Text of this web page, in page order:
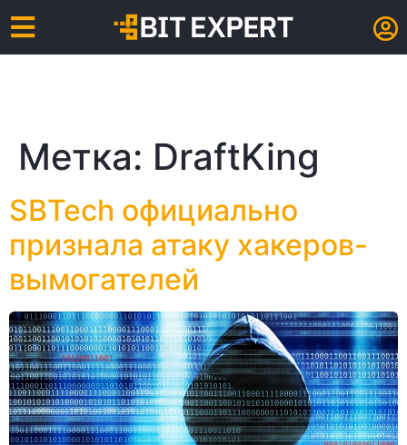
Метка: DraftKing
SBTech официально
признала атаку хакеров-
вымогателей